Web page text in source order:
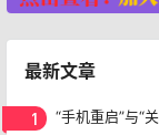
最新文章
1 “手机重启”与“